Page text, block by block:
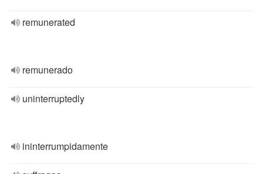
remunerated
remunerado
uninterruptedly
ininterrumpidamente